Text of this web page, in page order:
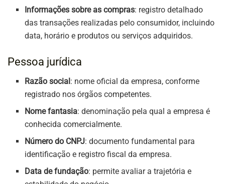
Informações sobre as compras: registro detalhado
das transações realizadas pelo consumidor, incluindo
data, horário e produtos ou serviços adquiridos.
Pessoa jurídica
Razão social: nome oficial da empresa, conforme
registrado nos órgãos competentes.
Nome fantasia: denominação pela qual a empresa é
conhecida comercialmente.
Número do CNPJ: documento fundamental para
identificação e registro fiscal da empresa.
Data de fundação: permite avaliar a trajetória e